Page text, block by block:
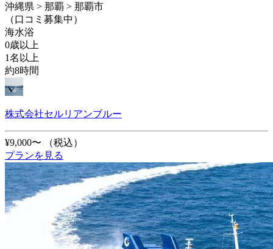
沖縄県 > 那覇 > 那覇市
（口コミ募集中）
海水浴
0歳以上
1名以上
約8時間
株式会社セルリアンブルー
¥9,000〜
（税込）
プランを見る